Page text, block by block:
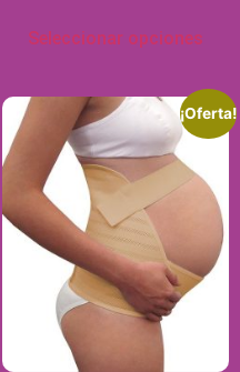
Seleccionar opciones
¡Oferta!